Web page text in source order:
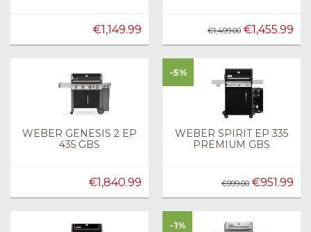
€1,149.99 €1,499.00 €1,455.99
WEBER GENESIS 2 EP
435 GBS
€1,840.99
WEBER SPIRIT EP 335
PREMIUM GBS
€999.00 €951.99
-5%
-1%